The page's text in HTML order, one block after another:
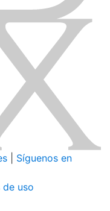
Síguenos en
de uso